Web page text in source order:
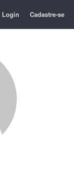
Login Cadastre-se